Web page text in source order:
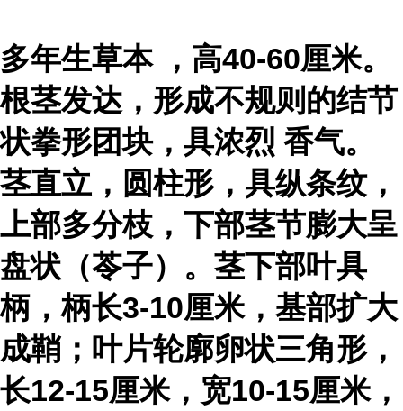
多年生草本
，高40-60厘米。
根茎发达，形成不规则的结节
状拳形团块，具浓烈 香气。
茎直立，圆柱形，具纵条纹，
上部多分枝，下部茎节膨大呈
盘状（苓子）。茎下部叶具
柄，柄长3-10厘米，基部扩大
成鞘；叶片轮廓卵状三角形，
长12-15厘米，宽10-15厘米，